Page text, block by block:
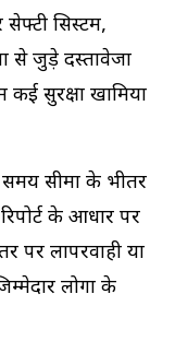
सिस्टम,
से जुड़े दस्तावेजों
सुरक्षा खामियों
सीमा के भीतर
के आधार पर
पर लापरवाही या
लोगों के